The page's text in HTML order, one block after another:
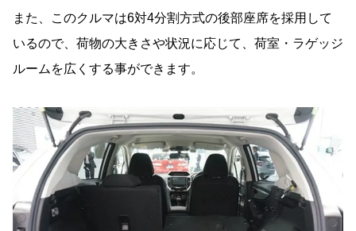
また、このクルマは6対4分割方式の後部座席を採用して
いるので、荷物の大きさや状況に応じて、荷室・ラゲッジ
ルームを広くする事ができます。